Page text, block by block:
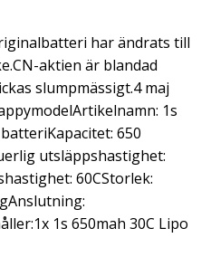
har ändrats till
aktien är blandad
slumpmässigt.4 maj
1s
650
utsläppshastighet:
60CStorlek:
1s 650mah 30C Lipo